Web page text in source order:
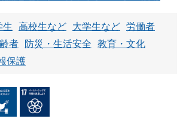
生 高校生など 大学生など 労働者
者 防災・生活安全
教育・文化
保護